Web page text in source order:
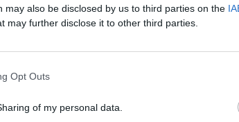
may also be disclosed by us to third parties on the
may further disclose it to other third parties.
Opt Outs
of my personal data.